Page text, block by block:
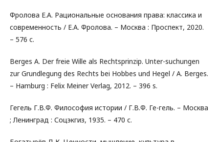
Фролова Е.А. Рациональные основания права: классика и
современность / Е.А. Фролова. – Москва : Проспект, 2020.
– 576 с.
Berges A. Der freie Wille als Rechtsprinzip. Unter-suchungen
zur Grundlegung des Rechts bei Hobbes und Hegel / A. Berges.
– Hamburg : Felix Meiner Verlag, 2012. – 396 s.
Гегель Г.В.Ф. Философия истории / Г.В.Ф. Ге-гель. – Москва
; Ленинград : Соцэкгиз, 1935. – 470 с.